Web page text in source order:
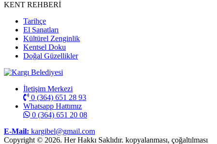
KENT REHBERİ
Tarihçe
El Sanatları
Kültürel Zenginlik
Kentsel Doku
Doğal Güzellikler
İletişim Merkezi
0 (364) 651 28 93
Whatsapp Hattımız
0 (364) 651 20 08
E-Mail: kargibel@gmail.com
Copyright © 2026. Her Hakkı Saklıdır. kopyalanması, çoğaltılması